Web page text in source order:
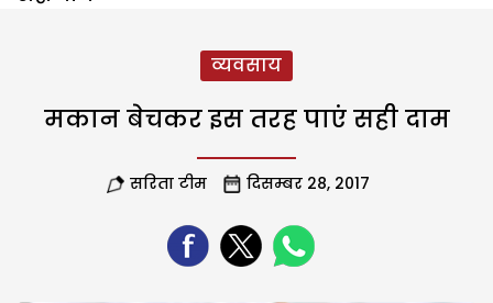
व्यवसाय
मकान बेचकर इस तरह पाएं सही दाम
सरिता टीम दिसम्बर 28, 2017